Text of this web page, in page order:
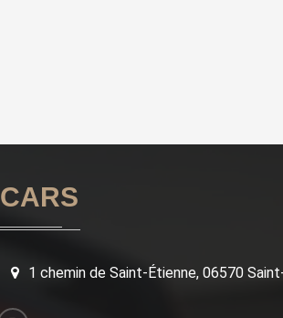
CARS
1 chemin de Saint-Étienne, 06570